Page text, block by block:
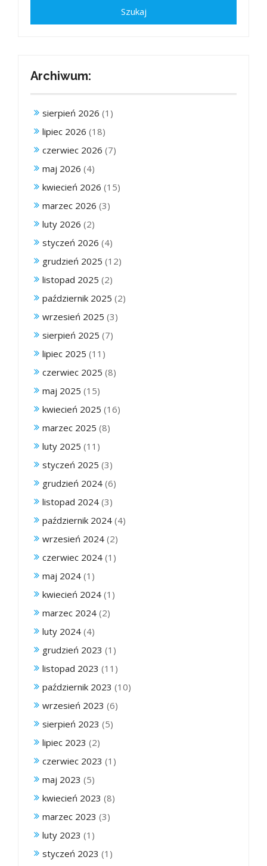
Archiwum:
sierpień 2026 (1)
lipiec 2026 (18)
czerwiec 2026 (7)
maj 2026 (4)
kwiecień 2026 (15)
marzec 2026 (3)
luty 2026 (2)
styczeń 2026 (4)
grudzień 2025 (12)
listopad 2025 (2)
październik 2025 (2)
wrzesień 2025 (3)
sierpień 2025 (7)
lipiec 2025 (11)
czerwiec 2025 (8)
maj 2025 (15)
kwiecień 2025 (16)
marzec 2025 (8)
luty 2025 (11)
styczeń 2025 (3)
grudzień 2024 (6)
listopad 2024 (3)
październik 2024 (4)
wrzesień 2024 (2)
czerwiec 2024 (1)
maj 2024 (1)
kwiecień 2024 (1)
marzec 2024 (2)
luty 2024 (4)
grudzień 2023 (1)
listopad 2023 (11)
październik 2023 (10)
wrzesień 2023 (6)
sierpień 2023 (5)
lipiec 2023 (2)
czerwiec 2023 (1)
maj 2023 (5)
kwiecień 2023 (8)
marzec 2023 (3)
luty 2023 (1)
styczeń 2023 (1)